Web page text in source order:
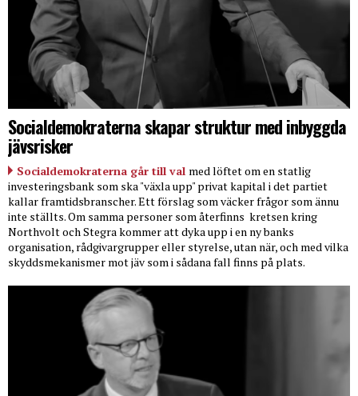
Socialdemokraterna skapar struktur med inbyggda
jävsrisker
Socialdemokraterna går till val med löftet om en statlig
investeringsbank som ska "växla upp" privat kapital i det partiet
kallar framtidsbranscher. Ett förslag som väcker frågor som ännu
inte ställts. Om samma personer som återfinns kretsen kring
Northvolt och Stegra kommer att dyka upp i en ny banks
organisation, rådgivargrupper eller styrelse, utan när, och med vilka
skyddsmekanismer mot jäv som i sådana fall finns på plats.